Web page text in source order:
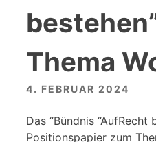
Thema
4. FEBRUAR 2024
Das “Bündnis “AufRecht
Positionspapier zum